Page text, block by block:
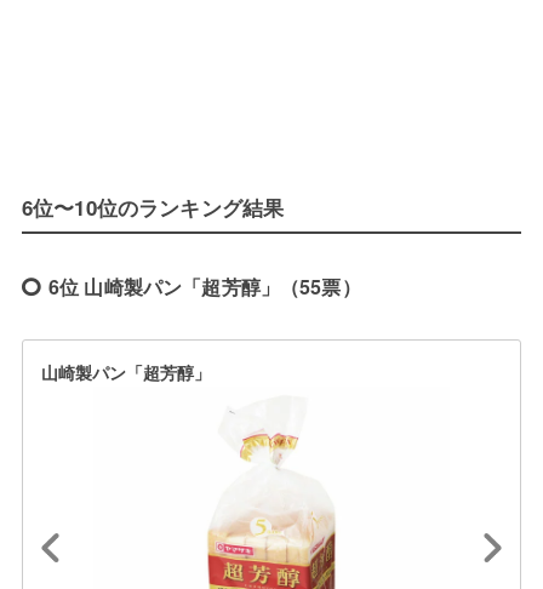
6位〜10位のランキング結果
6位 山崎製パン「超芳醇」（55票）
山崎製パン「超芳醇」